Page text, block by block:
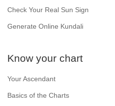
Check Your Real Sun Sign
Generate Online Kundali
Know your chart
Your Ascendant
Basics of the Charts